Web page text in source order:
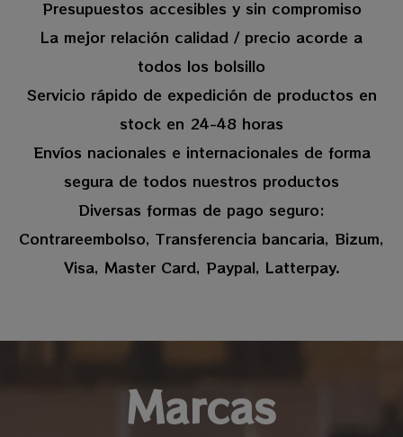
Presupuestos accesibles y sin compromiso
La mejor relación calidad / precio acorde a
todos los bolsillo
Servicio rápido de expedición de productos en
stock en 24-48 horas
Envíos nacionales e internacionales de forma
segura de todos nuestros productos
Diversas formas de pago seguro:
Contrareembolso, Transferencia bancaria, Bizum,
Visa, Master Card, Paypal, Latterpay.
Marcas